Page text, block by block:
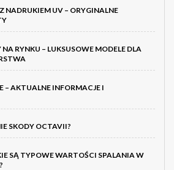
NADRUKIEM UV – ORYGINALNE
RYNKU – LUKSUSOWE MODELE DLA
– AKTUALNE INFORMACJE I
SKODY OCTAVII?
SĄ TYPOWE WARTOŚCI SPALANIA W